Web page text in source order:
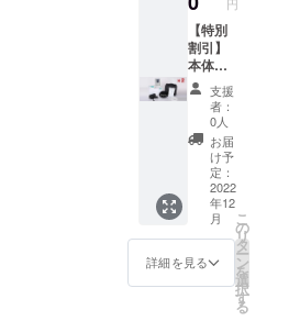
リー
1（水素
吸引
チュー
ブ）×2
・ゲス
ト用ア
クセサ
リー
2（水素
イヤホ
ン）×2
・ゲス
ト用ア
クセサ
リー
3（水素
【特別
割引】
本体フ
ルセッ
ト×2
49%OF
F 限定
89名様
【セッ
ト内
容】 ・
水素器
本体×2
・ゲス
ト用ア
クセサ
支援
者：
0人
お届
け予
定：
2022
年12
月
詳細を見る
こ
の
リ
タ
ー
ン
を
選
択
す
る